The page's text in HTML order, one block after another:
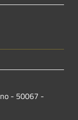
- 50067 -